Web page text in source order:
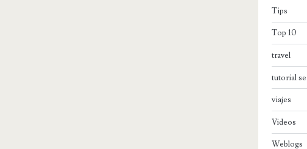
Tips
Top 10
travel
tutorial
viajes
Videos
Weblogs